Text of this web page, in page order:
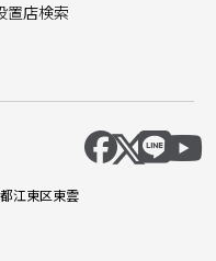
置店検索
江東区東雲